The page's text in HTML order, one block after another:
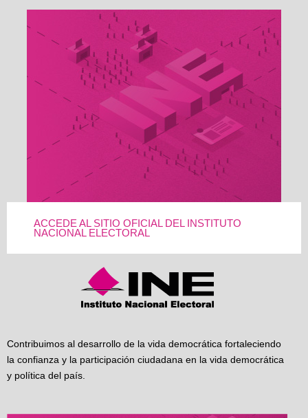
ACCEDE AL SITIO OFICIAL DEL INSTITUTO
NACIONAL ELECTORAL
Contribuimos al desarrollo de la vida democrática fortaleciendo
la confianza y la participación ciudadana en la vida democrática
y política del país.